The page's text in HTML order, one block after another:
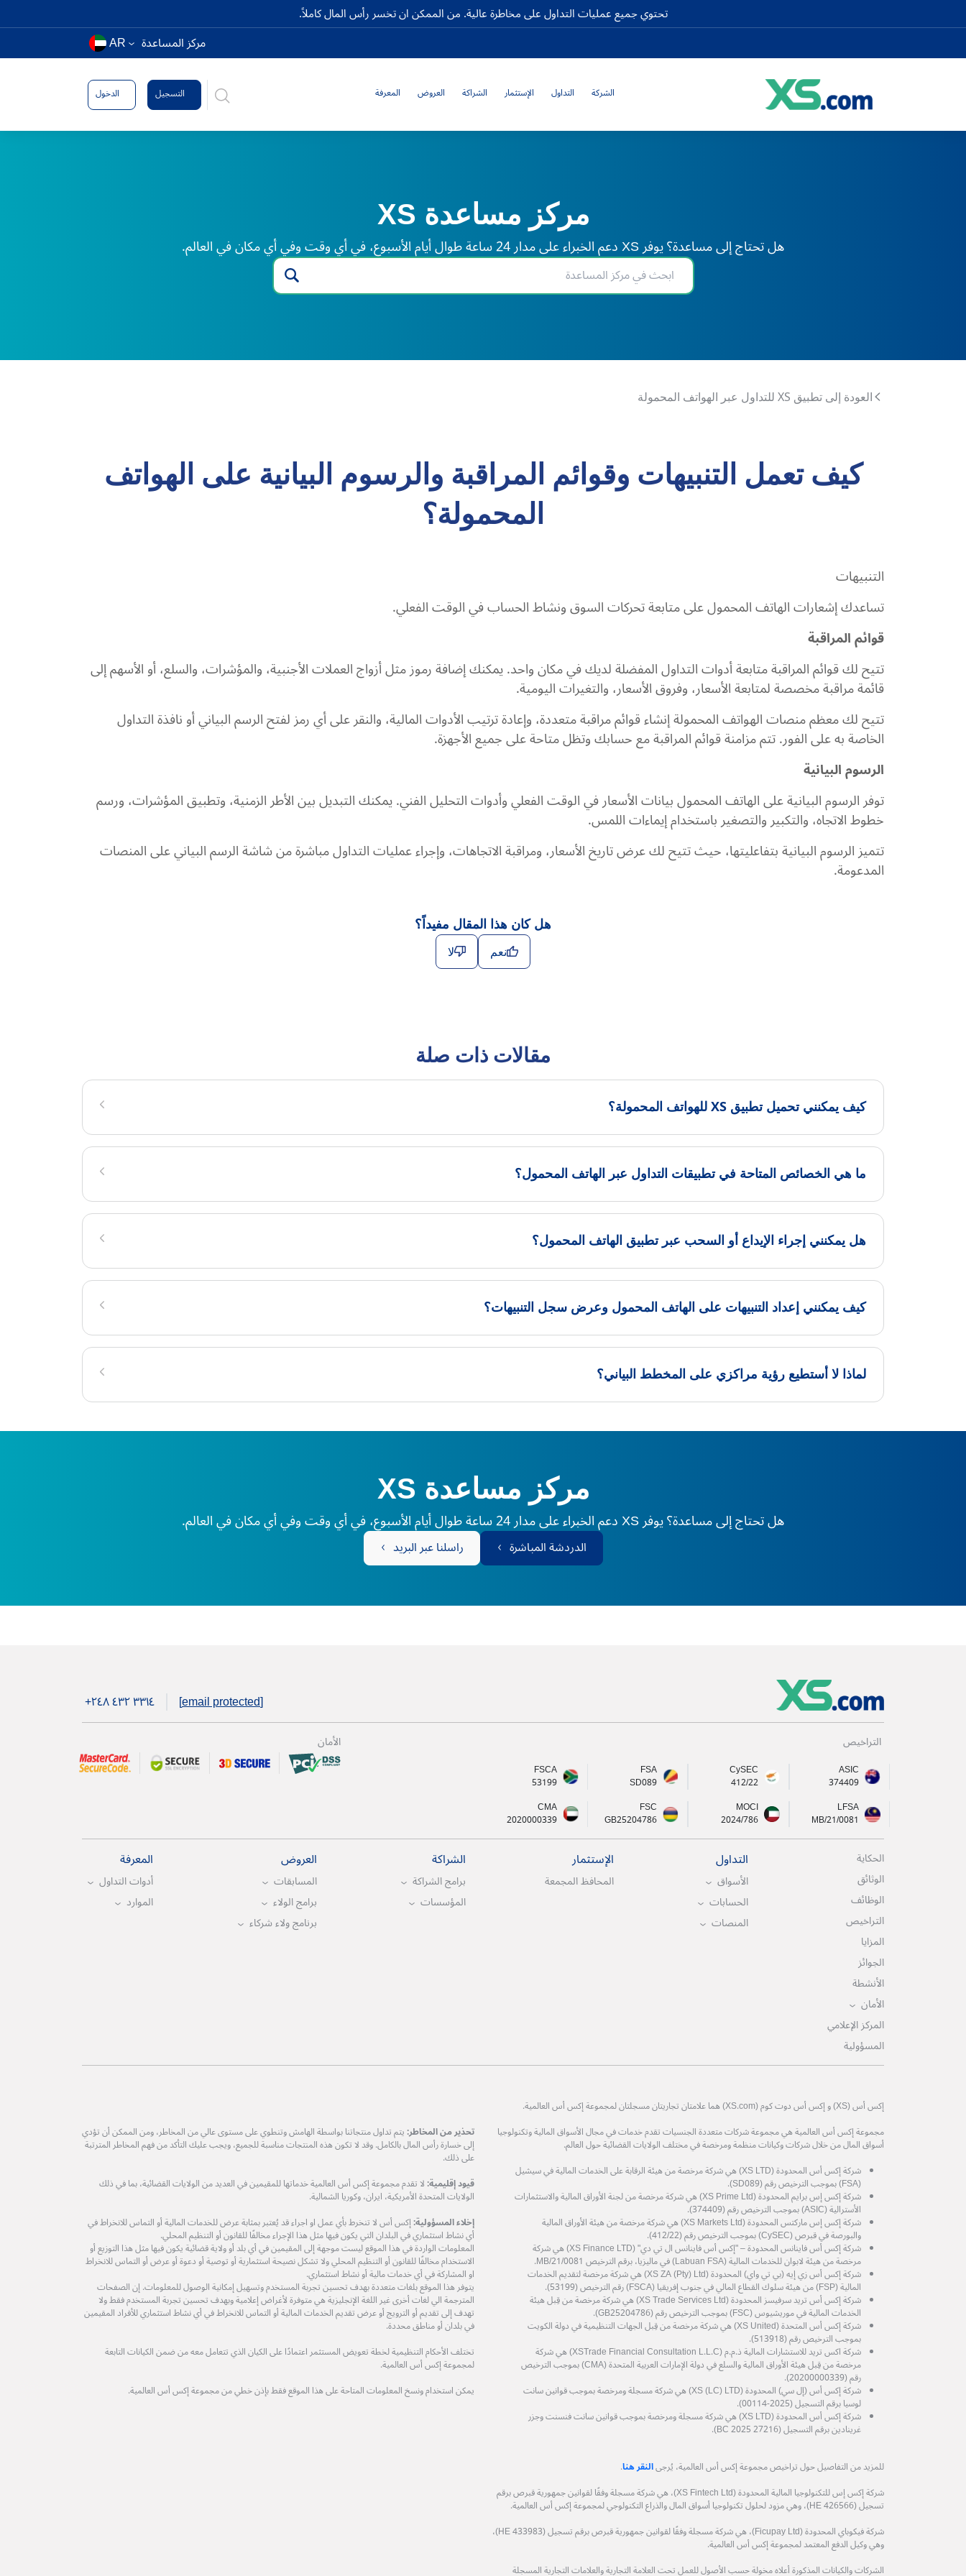
تحتوي جميع عمليات التداول على مخاطرة عالية. من الممكن ان تخسر رأس المال كاملاً.
مركز المساعدة AR
الشركة التداول الإستثمار الشراكة العروض المعرفة التسجيل الدخول
مركز مساعدة XS
هل تحتاج إلى مساعدة؟ يوفر XS دعم الخبراء على مدار 24 ساعة طوال أيام الأسبوع، في أي وقت وفي أي مكان في العالم.
العودة إلى تطبيق XS للتداول عبر الهواتف المحمولة
كيف تعمل التنبيهات وقوائم المراقبة والرسوم البيانية على الهواتف
المحمولة؟
التنبيهات
تساعدك إشعارات الهاتف المحمول على متابعة تحركات السوق ونشاط الحساب في الوقت الفعلي.
قوائمالمراقبة
تتيح لك قوائم المراقبة متابعة أدوات التداول المفضلة لديك في مكان واحد. يمكنك إضافة رموز مثل أزواج العملات الأجنبية، والمؤشرات، والسلع، أو الأسهم إلى
قائمة مراقبة مخصصة لمتابعة الأسعار، وفروق الأسعار، والتغيرات اليومية.
تتيح لك معظم منصات الهواتف المحمولة إنشاء قوائم مراقبة متعددة، وإعادة ترتيب الأدوات المالية، والنقر على أي رمز لفتح الرسم البياني أو نافذة التداول
الخاصة به على الفور. تتم مزامنة قوائم المراقبة مع حسابك وتظل متاحة على جميع الأجهزة.
الرسومالبيانية
توفر الرسوم البيانية على الهاتف المحمول بيانات الأسعار في الوقت الفعلي وأدوات التحليل الفني. يمكنك التبديل بين الأطر الزمنية، وتطبيق المؤشرات، ورسم
خطوط الاتجاه، والتكبير والتصغير باستخدام إيماءات اللمس.
تتميز الرسوم البيانية بتفاعليتها، حيث تتيح لك عرض تاريخ الأسعار، ومراقبة الاتجاهات، وإجراء عمليات التداول مباشرة من شاشة الرسم البياني على المنصات
المدعومة.
هل كان هذا المقال مفيداً؟
نعم لا
مقالات ذات صلة
كيف يمكنني تحميل تطبيق XS للهواتف المحمولة؟
ما هي الخصائص المتاحة في تطبيقات التداول عبر الهاتف المحمول؟
هل يمكنني إجراء الإيداع أو السحب عبر تطبيق الهاتف المحمول؟
كيف يمكنني إعداد التنبيهات على الهاتف المحمول وعرض سجل التنبيهات؟
لماذا لا أستطيع رؤية مراكزي على المخطط البياني؟
مركز مساعدة XS
هل تحتاج إلى مساعدة؟ يوفر XS دعم الخبراء على مدار 24 ساعة طوال أيام الأسبوع، في أي وقت وفي أي مكان في العالم.
الدردشة المباشرة راسلنا عبر البريد
[email protected] +۲٤۸ ٤۳۲ ۳۳۱٤
التراخيص
ASIC
374409
CySEC
412/22
FSA
SD089
FSCA
53199
LFSA
MB/21/0081
MOCI
2024/786
FSC
GB25204786
CMA
2020000339
الأمان
الحكاية
الوثائق
الوظائف
التراخيص
المزايا
الجوائز
الأنشطة
الأمان
المركز الإعلامي
المسؤولية
التداول
الأسواق
الحسابات
المنصات
الإستثمار
المحافظ المجمعة
الشراكة
برامج الشراكة
المؤسسات
العروض
المسابقات
برامج الولاء
برنامج ولاء شركاء
المعرفة
أدوات التداول
الموارد
إكس أس (XS) و إكس أس دوت كوم (XS.com) هما علامتان تجاريتان مسجلتان لمجموعة إكس أس العالمية.
مجموعة إكس أس العالمية هي مجموعة شركات متعددة الجنسيات تقدم خدمات في مجال الأسواق المالية وتكنولوجيا
أسواق المال من خلال شركات وكيانات منظمة ومرخصة في مختلف الولايات القضائية حول العالم.
شركة إكس أس المحدودة (XS LTD) هي شركة مرخصة من هيئة الرقابة على الخدمات المالية في سيشيل
(FSA) بموجب الترخيص رقم (SD089).
شركة إكس إس برايم المحدودة (XS Prime Ltd) هي شركة مرخصة من لجنة الأوراق المالية والاستثمارات
الأسترالية (ASIC) بموجب الترخيص رقم (374409).
شركة إكس إس ماركتس المحدودة (XS Markets Ltd) هي شركة مرخصة من هيئة الأوراق المالية
والبورصة في قبرص (CySEC) بموجب الترخيص رقم (412/22).
شركة إكس أس فاينانس المحدودة – "إكس أس فاينانس ال تي دي" (XS Finance LTD) هي شركة
مرخصة من هيئة لابوان للخدمات المالية (Labuan FSA) في ماليزيا، برقم الترخيص MB/21/0081.
شركة إكس أس زي إيه (بي تي واي) المحدودة (XS ZA (Pty) Ltd) هي شركة مرخصة لتقديم الخدمات
المالية (FSP) من هيئة سلوك القطاع المالي في جنوب إفريقيا (FSCA) رقم الترخيص (53199).
شركة إكس أس تريد سرفيسز المحدودة (XS Trade Services Ltd) هي شركة مرخصة من قِبل هيئة
الخدمات المالية في موريشيوس (FSC) بموجب الترخيص رقم (GB25204786).
شركة إكس أس المتحدة (XS United) هي شركة مرخصة من قِبل الجهات التنظيمية في دولة الكويت
بموجب الترخيص رقم (513918).
شركة اكس تريد للاستشارات المالية ذ.م.م (XSTrade Financial Consultation L.L.C) هي شركة
مرخصة من قِبل هيئة الأوراق المالية والسلع في دولة الإمارات العربية المتحدة (CMA) بموجب الترخيص
رقم (20200000339).
شركة إكس أس (إل سي) المحدودة (XS (LC) LTD) هي شركة مسجلة ومرخصة بموجب قوانين سانت
لوسيا برقم التسجيل (2025-00114).
شركة إكس أس المحدودة (XS LTD) هي شركة مسجلة ومرخصة بموجب قوانين سانت فنسنت وجزر
غرينادين برقم التسجيل (27216 BC 2025).
للمزيد من التفاصيل حول تراخيص مجموعة إكس أس العالمية، يُرجىالنقر هنا.
شركة إكس إس للتكنولوجيا المالية المحدودة (XS Fintech Ltd)، هي شركة مسجلة وفقًا لقوانين جمهورية قبرص برقم
تسجيل (HE 426566)، وهي مزود لحلول تكنولوجيا أسواق المال والذراع التكنولوجي لمجموعة إكس أس العالمية.
شركة فيكوباي المحدودة (Ficupay Ltd)، هي شركة مسجلة وفقًا لقوانين جمهورية قبرص برقم تسجيل (HE 433983)،
وهي وكيل الدفع المعتمد لمجموعة إكس أس العالمية.
الشركات والكيانات المذكورة أعلاه مخولة حسب الأصول للعمل تحت العلامة التجارية والعلامات التجارية المسجلة
تحذير من المخاطر: يتم تداول منتجاتنا بواسطة الهامش وتنطوي على مستوى عالي من المخاطر، ومن الممكن أن تؤدي
إلى خسارة رأس المال بالكامل. وقد لا تكون هذه المنتجات مناسبة للجميع، ويجب عليك التأكد من فهم المخاطر المترتبة
على ذلك.
قيود إقليمية: لا تقدم مجموعة إكس أس العالمية خدماتها للمقيمين في العديد من الولايات القضائية، بما في ذلك
الولايات المتحدة الأمريكية، ايران، وكوريا الشمالية.
إخلاء المسؤولية:إكس أس لا تنخرط بأي عمل او اجراء قد يُعتبر بمثابة عرض للخدمات المالية أو التماس للانخراط في
أي نشاط استثماري في البلدان التي يكون فيها مثل هذا الإجراء مخالفًا للقانون أو التنظيم المحلي.
المعلومات الواردة في هذا الموقع ليست موجهة إلى المقيمين في أي بلد أو ولاية قضائية يكون فيها مثل هذا التوزيع أو
الاستخدام مخالفًا للقانون أو التنظيم المحلي ولا تشكل نصيحة استثمارية أو توصية أو دعوة أو عرض أو التماس للانخراط
او المشاركة في أي خدمات مالية أو نشاط استثماري.
يتوفر هذا الموقع بلغات متعددة بهدف تحسين تجربة المستخدم وتسهيل إمكانية الوصول للمعلومات. إن الصفحات
المترجمة الي لغات أخرى غير اللغة الإنجليزية هي متوفرة لأغراض إعلامية وبهدف تحسين تجربة المستخدم فقط ولا
تهدف إلى تقديم أو الترويج أو عرض تقديم الخدمات المالية أو التماس للانخراط في أي نشاط استثماري للأفراد المقيمين
في بلدان أو مناطق محددة.
تختلف الأحكام التنظيمية لخطة تعويض المستثمر اعتمادًا على الكيان الذي تتعامل معه من ضمن الكيانات التابعة
لمجموعة إكس أس العالمية.
يمكن استخدام ونسخ المعلومات المتاحة على هذا الموقع فقط بإذن خطي من مجموعة إكس أس العالمية.